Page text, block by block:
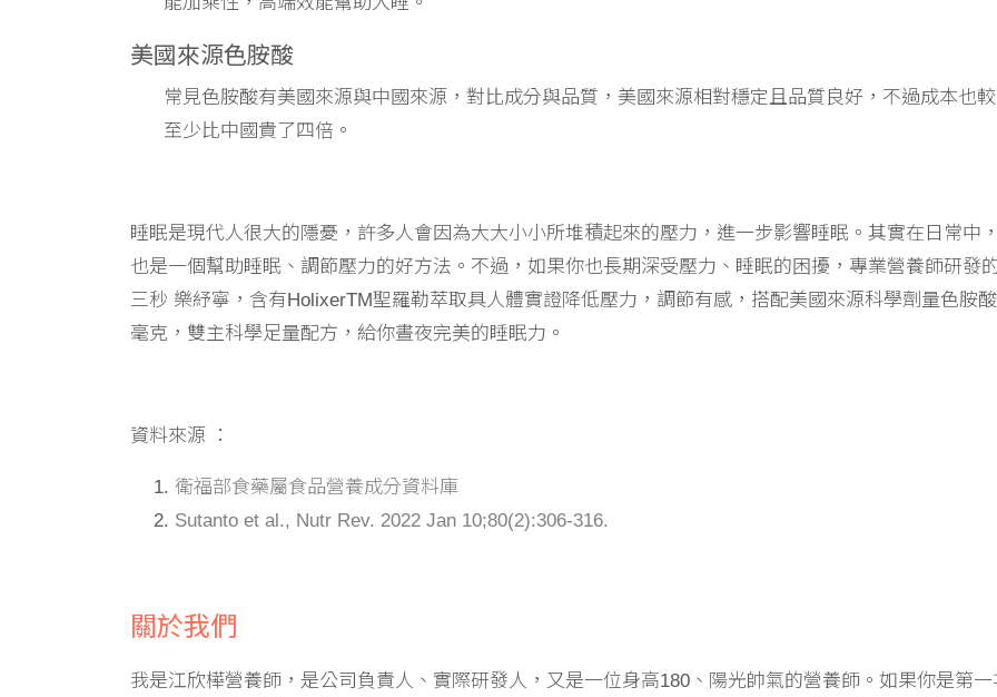
美國來源色胺酸
常見色胺酸有美國來源與中國來源，對比成分與品質，美國來源相對穩定且品質良好，不過成本也較
至少比中國貴了四倍。
睡眠是現代人很大的隱憂，許多人會因為大大小小所堆積起來的壓力，進一步影響睡眠。其實在日常中
也是一個幫助睡眠、調節壓力的好方法。不過，如果你也長期深受壓力、睡眠的困擾，專業營養師研發
三秒 樂紓寧，含有HolixerTM聖羅勒萃取具人體實證降低壓力，調節有感，搭配美國來源科學劑量色胺
毫克，雙主科學足量配方，給你晝夜完美的睡眠力。
資料來源 ：
衛福部食藥屬食品營養成分資料庫
Sutanto et al., Nutr Rev. 2022 Jan 10;80(2):306-316.
關於我們
我是江欣樺營養師，是公司負責人、實際研發人，又是一位身高180、陽光帥氣的營養師。如果你是第一